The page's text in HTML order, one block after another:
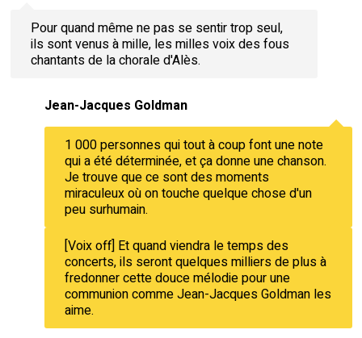
Pour quand même ne pas se sentir trop seul,
ils sont venus à mille, les milles voix des fous
chantants de la chorale d'Alès.
Jean-Jacques Goldman
1 000 personnes qui tout à coup font une note
qui a été déterminée, et ça donne une chanson.
Je trouve que ce sont des moments
miraculeux où on touche quelque chose d'un
peu surhumain.
[Voix off] Et quand viendra le temps des
concerts, ils seront quelques milliers de plus à
fredonner cette douce mélodie pour une
communion comme Jean-Jacques Goldman les
aime.